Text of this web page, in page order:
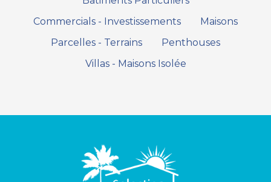
Commercials - Investissements
Maisons
Parcelles - Terrains
Penthouses
Villas - Maisons Isolée